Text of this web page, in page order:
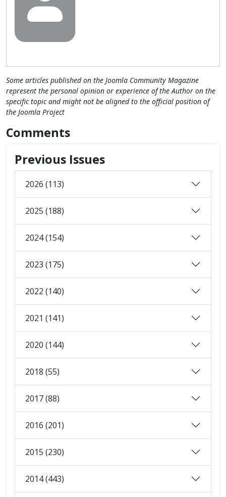
Some articles published on the Joomla Community Magazine
represent the personal opinion or experience of the Author on the
specific topic and might not be aligned to the official position of
the Joomla Project
Comments
Previous Issues
2026 (113)
2025 (188)
2024 (154)
2023 (175)
2022 (140)
2021 (141)
2020 (144)
2018 (55)
2017 (88)
2016 (201)
2015 (230)
2014 (443)